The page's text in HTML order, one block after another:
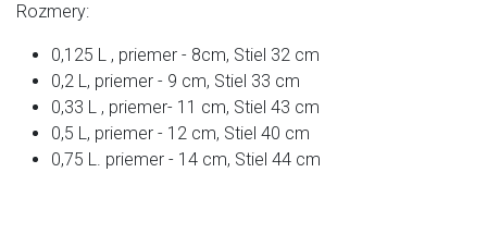
Rozmery:
0,125 L , priemer - 8cm, Stiel 32 cm
0,2 L, priemer - 9 cm, Stiel 33 cm
0,33 L , priemer- 11 cm, Stiel 43 cm
0,5 L, priemer - 12 cm, Stiel 40 cm
0,75 L. priemer - 14 cm, Stiel 44 cm